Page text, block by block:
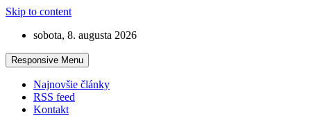
Skip to content
sobota, 8. augusta 2026
Responsive Menu
Najnovšie články
RSS feed
Kontakt